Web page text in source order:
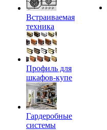
Встраиваемая
техника
Профиль для
шкафов-купе
Гардеробные
системы